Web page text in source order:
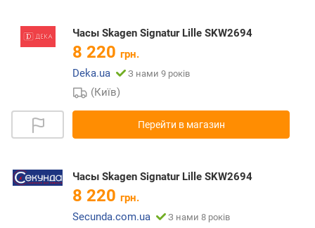
Часы Skagen Signatur Lille SKW2694
8 220 грн.
Deka.ua
З нами 9 років
(Київ)
Перейти в магазин
Часы Skagen Signatur Lille SKW2694
8 220 грн.
Secunda.com.ua
З нами 8 років